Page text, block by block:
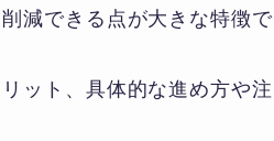
減できる点が大きな特徴で
ット、具体的な進め方や注